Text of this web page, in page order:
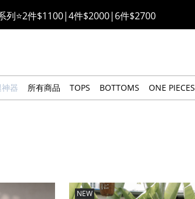
列💫 2件$1100 | 4件$2000 | 6件$2700
全館88折(特價品除外/於結帳顯示)🎉
回饋價🎁零修圖系列$399起>
系列⭐2件$1100|4件$2000|6件$2700
器 所有商品 TOPS BOTTOMS ONE PIECES
NEW